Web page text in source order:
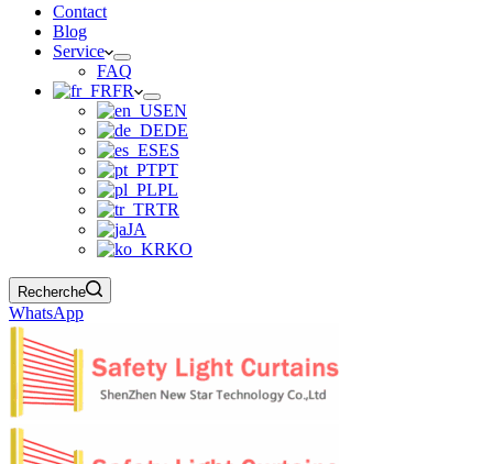
Contact
Blog
Service
FAQ
FR
EN
DE
ES
PT
PL
TR
JA
KO
Recherche
WhatsApp